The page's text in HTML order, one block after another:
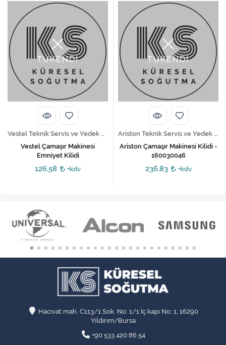
TÜKENDİ
Vestel Teknik Servis ve Yedek Parça Hizmetleri
Vestel Çamaşır Makinesi
Emniyet Kilidi
126,58 +kdv
TÜKENDİ
Ariston Teknik Servis ve Yedek Parça Hizmetleri
Ariston Çamaşır Makinesi Kilidi -
160030046
236,83 +kdv
Hacıvat mah. C113/1 Sok. No: 1/1 İç kapı No: 1, 16290
Yıldırım/Bursa
+90 533 420 86 54